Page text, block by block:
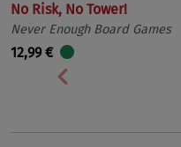
No Risk, No Tower!
Never Enough Board Games
12,99 €
Vorherige